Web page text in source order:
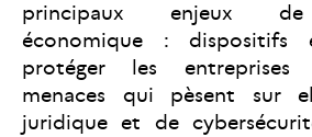
principaux enjeux de
économique : dispositifs
protéger les entreprises
menaces qui pèsent sur
juridique et de